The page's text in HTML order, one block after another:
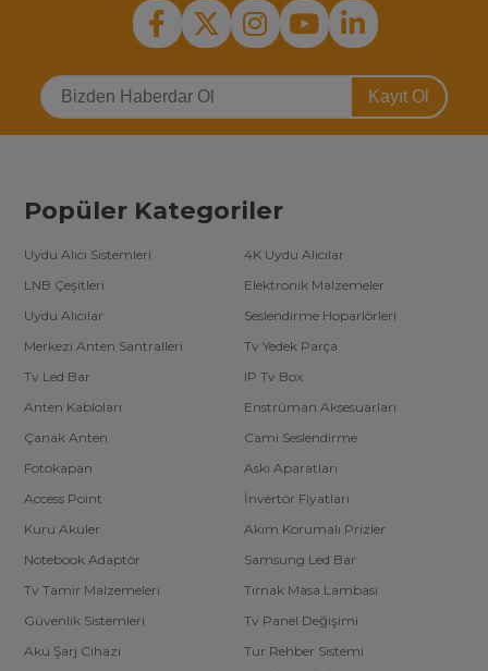
Kayıt Ol
Popüler Kategoriler
Uydu Alıcı Sistemleri
4K Uydu Alıcılar
LNB Çeşitleri
Elektronik Malzemeler
Uydu Alıcılar
Seslendirme Hoparlörleri
Merkezi Anten Santralleri
Tv Yedek Parça
Tv Led Bar
IP Tv Box
Anten Kabloları
Enstrüman Aksesuarları
Çanak Anten
Cami Seslendirme
Fotokapan
Askı Aparatları
Access Point
İnvertör Fiyatları
Kuru Aküler
Akım Korumalı Prizler
Notebook Adaptör
Samsung Led Bar
Tv Tamir Malzemeleri
Tırnak Masa Lambası
Güvenlik Sistemleri
Tv Panel Değişimi
Akü Şarj Cihazı
Tur Rehber Sistemi